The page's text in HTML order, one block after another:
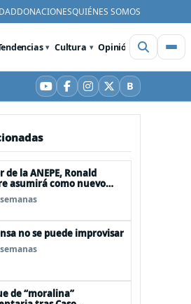
DONACIONESQUIÉNES SOMOS
Cultura Opinión Videos
YouTube
Facebook
Instagram
X BBluesky
de la ANEPE, Ronald
asumirá como nuevo
la ANI
no se puede improvisar
de “moralina”